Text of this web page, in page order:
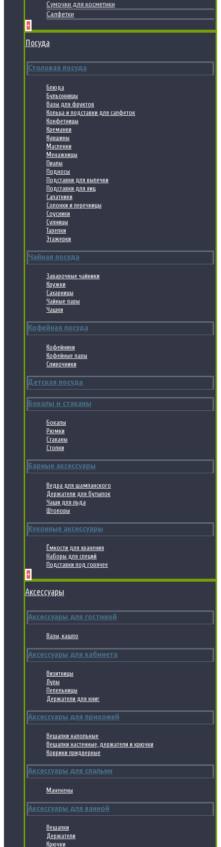
Сумочки для косметики
Салфетки
+
Посуда
Столовая посуда
Блюда
Бульонницы
Вазы для фруктов
Кольца и подставки для салфеток
Конфетницы
Креманки
Кувшины
Масленки
Менажницы
Пиалы
Подносы
Подставки для выпечки
Подставки для яиц
Салатники
Солонки и перечницы
Соусники
Супницы
Тарелки
Этажерки
Чайная посуда
Заварочные чайники
Кружки
Сахарницы
Чайные пары
Чашки
Кофейная посуда
Кофейники
Кофейные пары
Сливочники
Детская посуда
Бокалы и стаканы
Бокалы
Рюмки
Стаканы
Стопки
Барные аксессуары
Ведра для шампанского
Держатели для бутылок
Чаши для льда
Штопоры
Кухонные аксессуары
Ёмкости для хранения
Наборы для специй
Подставки под горячее
+
Аксессуары
Аксессуары для гостиной
Вазы, кашпо
Аксессуары для кабинета
Визитницы
Лупы
Пепельницы
Держатели для книг
Аксессуары для прихожей
Вешалки напольные
Вешалки настенные, держатели и крючки
Коврики придверные
Аксессуары для спальни
Манекены
Аксессуары для ванной
Вешалки
Держатели
Крючки